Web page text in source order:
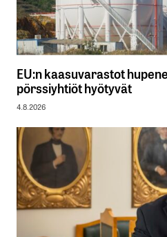
EU:n kaasuvarastot
pörssiyhtiöt hyötyvät
4.8.2026